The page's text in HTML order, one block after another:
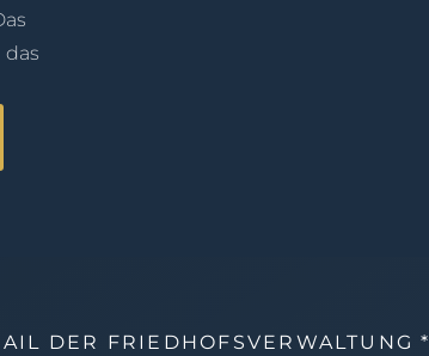
DER FRIEDHOFSVERWALTUNG *